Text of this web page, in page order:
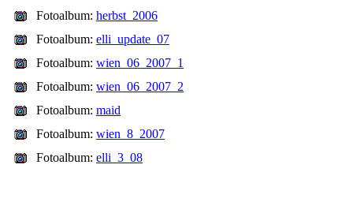
Fotoalbum: herbst_2006
Fotoalbum: elli_update_07
Fotoalbum: wien_06_2007_1
Fotoalbum: wien_06_2007_2
Fotoalbum: maid
Fotoalbum: wien_8_2007
Fotoalbum: elli_3_08